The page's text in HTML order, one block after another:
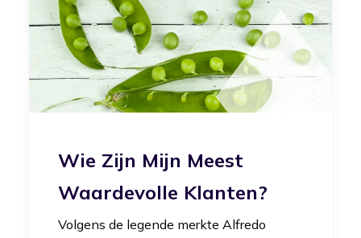
Wie Zijn Mijn Meest
Waardevolle Klanten?
Volgens de legende merkte Alfredo